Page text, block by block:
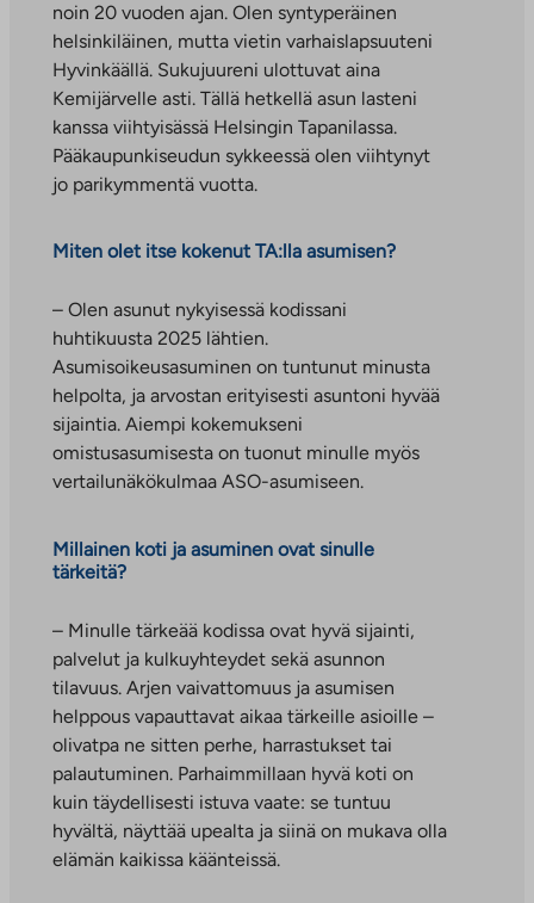
noin 20 vuoden ajan. Olen syntyperäinen
helsinkiläinen, mutta vietin varhaislapsuuteni
Hyvinkäällä. Sukujuureni ulottuvat aina
Kemijärvelle asti. Tällä hetkellä asun lasteni
kanssa viihtyisässä Helsingin Tapanilassa.
Pääkaupunkiseudun sykkeessä olen viihtynyt
jo parikymmentä vuotta.
Miten olet itse kokenut TA:lla asumisen?
– Olen asunut nykyisessä kodissani
huhtikuusta 2025 lähtien.
Asumisoikeusasuminen on tuntunut minusta
helpolta, ja arvostan erityisesti asuntoni hyvää
sijaintia. Aiempi kokemukseni
omistusasumisesta on tuonut minulle myös
vertailunäkökulmaa ASO-asumiseen.
Millainen koti ja asuminen ovat sinulle
tärkeitä?
– Minulle tärkeää kodissa ovat hyvä sijainti,
palvelut ja kulkuyhteydet sekä asunnon
tilavuus. Arjen vaivattomuus ja asumisen
helppous vapauttavat aikaa tärkeille asioille –
olivatpa ne sitten perhe, harrastukset tai
palautuminen. Parhaimmillaan hyvä koti on
kuin täydellisesti istuva vaate: se tuntuu
hyvältä, näyttää upealta ja siinä on mukava olla
elämän kaikissa käänteissä.